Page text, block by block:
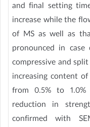
and final setting
increase while the
of MS as well as
pronounced in
compressive and
increasing content
from 0.5% to
reduction in
confirmed with